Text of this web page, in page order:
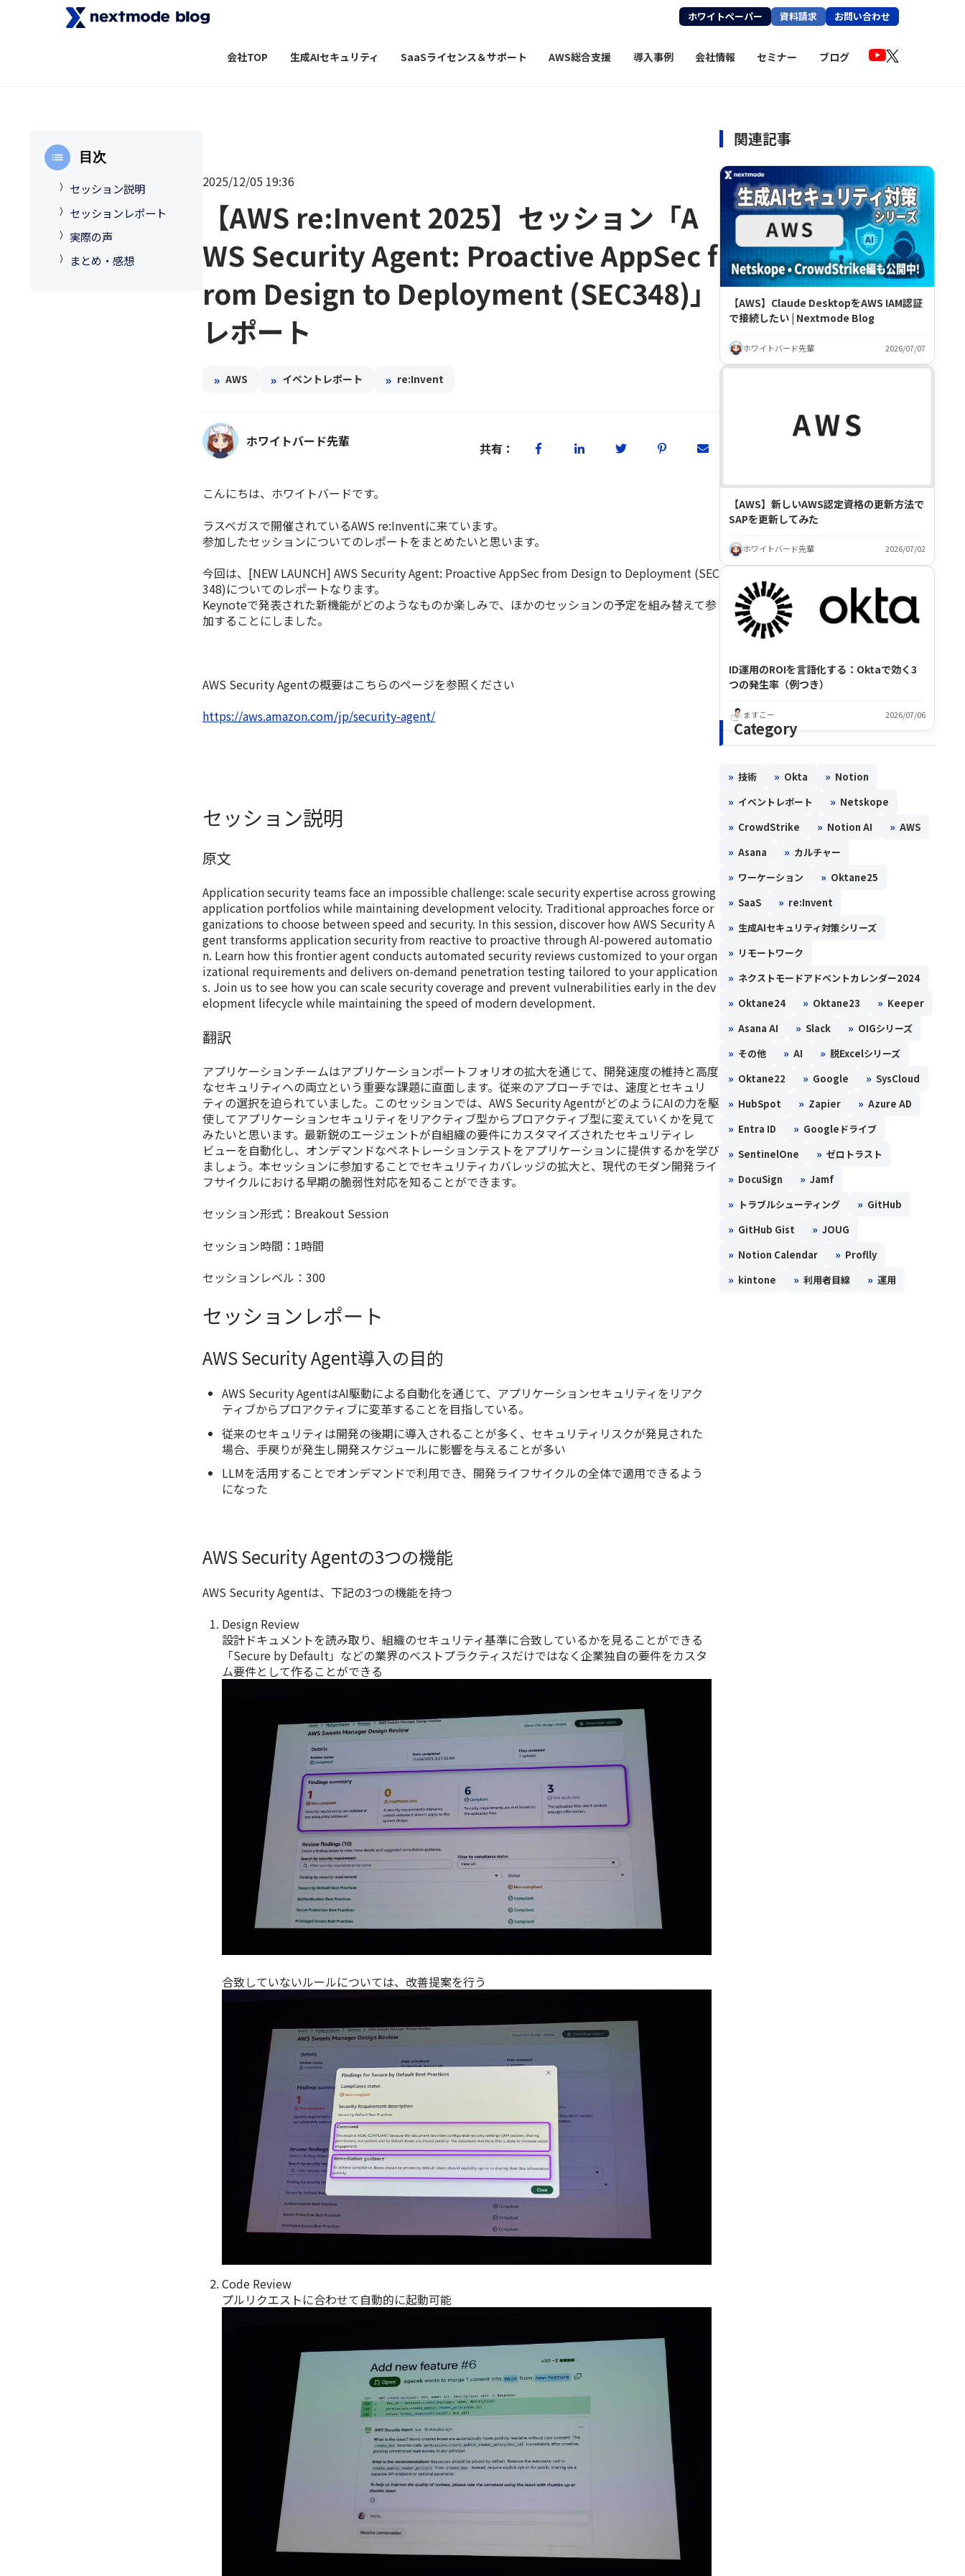
ホワイトペーパー 資料請求 お問い合わせ
会社TOP 生成AIセキュリティ SaaSライセンス＆サポート AWS総合支援 導入事例 会社情報 セミナー ブログ
目次
セッション説明
セッションレポート
実際の声
まとめ・感想
2025/12/05 19:36
【AWS re:Invent 2025】セッション「A
WS Security Agent: Proactive AppSec f
rom Design to Deployment (SEC348)」
レポート
» AWS » イベントレポート » re:Invent
ホワイトバード先輩 共有：
こんにちは、ホワイトバードです。
ラスベガスで開催されているAWS re:Inventに来ています。
参加したセッションについてのレポートをまとめたいと思います。
今回は、 [NEW LAUNCH] AWS Security Agent: Proactive AppSec from Design to Deployment (SEC
348)についてのレポートなります。
Keynoteで発表された新機能がどのようなものか楽しみで、ほかのセッションの予定を組み替えて参
加することにしました。
AWS Security Agentの概要はこちらのページを参照ください
https://aws.amazon.com/jp/security-agent/
セッション説明
原文
Application security teams face an impossible challenge: scale security expertise across growing
application portfolios while maintaining development velocity. Traditional approaches force or
ganizations to choose between speed and security. In this session, discover how AWS Security A
gent transforms application security from reactive to proactive through AI-powered automatio
n. Learn how this frontier agent conducts automated security reviews customized to your organ
izational requirements and delivers on-demand penetration testing tailored to your application
s. Join us to see how you can scale security coverage and prevent vulnerabilities early in the dev
elopment lifecycle while maintaining the speed of modern development.
翻訳
アプリケーションチームはアプリケーションポートフォリオの拡大を通じて、開発速度の維持と高度
なセキュリティへの両立という重要な課題に直面します。従来のアプローチでは、速度とセキュリ
ティの選択を迫られていました。このセッションでは、AWS Security AgentがどのようにAIの力を駆
使してアプリケーションセキュリティをリアクティブ型からプロアクティブ型に変えていくかを見て
みたいと思います。最新鋭のエージェントが自組織の要件にカスタマイズされたセキュリティレ
ビューを自動化し、オンデマンドなペネトレーションテストをアプリケーションに提供するかを学び
ましょう。本セッションに参加することでセキュリティカバレッジの拡大と、現代のモダン開発ライ
フサイクルにおける早期の脆弱性対応を知ることができます。
セッション形式：Breakout Session
セッション時間：1時間
セッションレベル：300
セッションレポート
AWS Security Agent導入の目的
AWS Security AgentはAI駆動による自動化を通じて、アプリケーションセキュリティをリアク
ティブからプロアクティブに変革することを目指している。
従来のセキュリティは開発の後期に導入されることが多く、セキュリティリスクが発見された
場合、手戻りが発生し開発スケジュールに影響を与えることが多い
LLMを活用することでオンデマンドで利用でき、開発ライフサイクルの全体で適用できるよう
になった
AWS Security Agentの3つの機能
AWS Security Agentは、下記の3つの機能を持つ
Design Review
設計ドキュメントを読み取り、組織のセキュリティ基準に合致しているかを見ることができる
「Secure by Default」などの業界のベストプラクティスだけではなく企業独自の要件をカスタ
ム要件として作ることができる
合致していないルールについては、改善提案を行う
Code Review
プルリクエストに合わせて自動的に起動可能
関連記事
【AWS】Claude DesktopをAWS IAM認証
で接続したい | Nextmode Blog
ホワイトバード先輩 2026/07/07
【AWS】新しいAWS認定資格の更新方法で
SAPを更新してみた
ホワイトバード先輩 2026/07/02
ID運用のROIを言語化する：Oktaで効く3
つの発生率（例つき）
ますこー 2026/07/06
Category
» 技術 » Okta » Notion
» イベントレポート » Netskope
» CrowdStrike » Notion AI » AWS
» Asana » カルチャー
» ワーケーション » Oktane25
» SaaS » re:Invent
» 生成AIセキュリティ対策シリーズ
» リモートワーク
» ネクストモードアドベントカレンダー2024
» Oktane24 » Oktane23 » Keeper
» Asana AI » Slack » OIGシリーズ
» その他 » AI » 脱Excelシリーズ
» Oktane22 » Google » SysCloud
» HubSpot » Zapier » Azure AD
» Entra ID » Googleドライブ
» SentinelOne » ゼロトラスト
» DocuSign » Jamf
» トラブルシューティング » GitHub
» GitHub Gist » JOUG
» Notion Calendar » Proflly
» kintone » 利用者目線 » 運用